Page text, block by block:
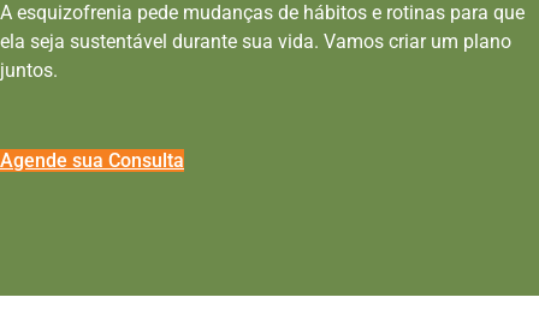
A esquizofrenia pede mudanças de hábitos e rotinas para que
ela seja sustentável durante sua vida. Vamos criar um plano
juntos.
Agende sua Consulta